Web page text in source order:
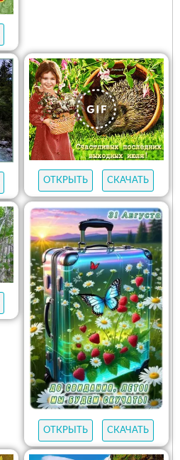
ОТКРЫТЬ СКАЧАТЬ
ОТКРЫТЬ СКАЧАТЬ